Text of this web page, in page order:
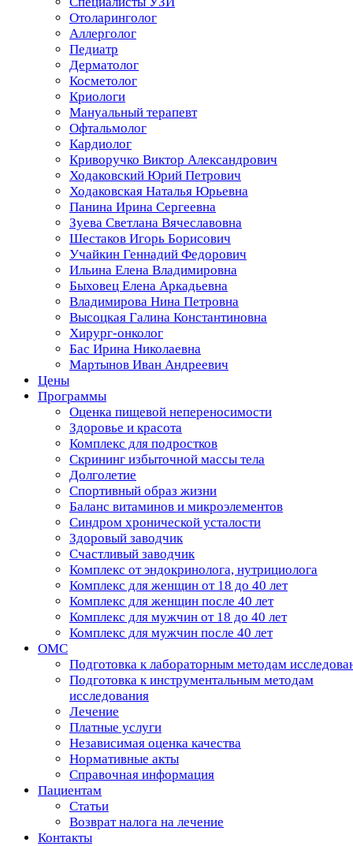
Отоларинголог
Аллерголог
Педиатр
Дерматолог
Косметолог
Криологи
Мануальный терапевт
Офтальмолог
Кардиолог
Криворучко Виктор Александрович
Ходаковский Юрий Петрович
Ходаковская Наталья Юрьевна
Панина Ирина Сергеевна
Зуева Светлана Вячеславовна
Шестаков Игорь Борисович
Учайкин Геннадий Федорович
Ильина Елена Владимировна
Быховец Елена Аркадьевна
Владимирова Нина Петровна
Высоцкая Галина Константиновна
Хирург-онколог
Бас Ирина Николаевна
Мартынов Иван Андреевич
Цены
Программы
Оценка пищевой непереносимости
Здоровье и красота
Комплекс для подростков
Скрининг избыточной массы тела
Долголетие
Спортивный образ жизни
Баланс витаминов и микроэлементов
Синдром хронической усталости
Здоровый заводчик
Счастливый заводчик
Комплекс от эндокринолога, нутрициолога
Комплекс для женщин от 18 до 40 лет
Комплекс для женщин после 40 лет
Комплекс для мужчин от 18 до 40 лет
Комплекс для мужчин после 40 лет
ОМС
Подготовка к лабораторным методам
Подготовка к инструментальным методам
исследования
Лечение
Платные услуги
Независимая оценка качества
Нормативные акты
Справочная информация
Пациентам
Статьи
Возврат налога на лечение
Контакты